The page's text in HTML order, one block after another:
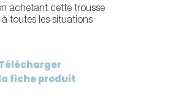
achetant cette trousse
toutes les situations
fiche produit